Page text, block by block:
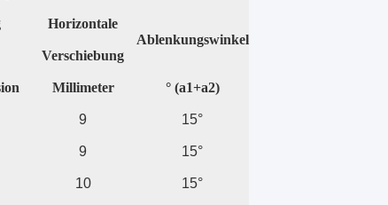
Horizontale
Verschiebung
Ablenkungswinkel
Millimeter ° (a1+a2)
9 15°
9 15°
10 15°